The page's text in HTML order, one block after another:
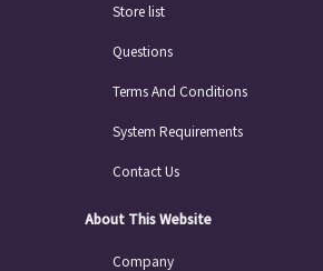
Store list
Questions
Terms And Conditions
System Requirements
Contact Us
About This Website
Company